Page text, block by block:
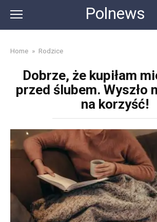
content
Polnews
Home » Rodzice
Dobrze, że kupiłam
przed ślubem. Wyszło
na korzyść!